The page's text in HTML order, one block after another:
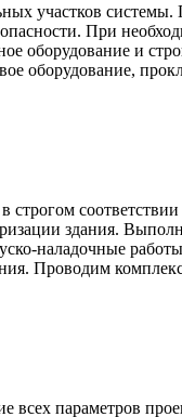
участков
При
оборудование и
оборудование,
строгом
здания.
наладочные
Проводим
всех параметров